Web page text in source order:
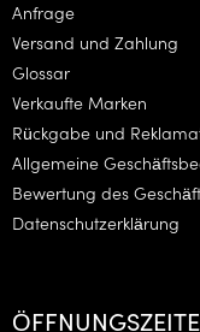
Anfrage
Versand und Zahlung
Glossar
Verkaufte Marken
Rückgabe und
Allgemeine
Bewertung des
Datenschutzerklärung